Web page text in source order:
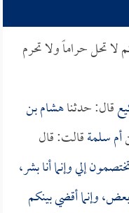
لا تحل حراماً ولا تحرم
قال: حدثناهشام بن
أم سلمةقالت: قال
إلي وإنما أنا بشر،
وإنما أقضي بينكم